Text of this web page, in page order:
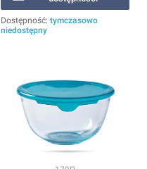
Dostępność: tymczasowo
niedostępny